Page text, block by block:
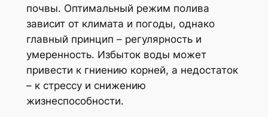
почвы. Оптимальный режим полива
зависит от климата и погоды, однако
главный принцип – регулярность и
умеренность. Избыток воды может
привести к гниению корней, а недостаток
– к стрессу и снижению
жизнеспособности.